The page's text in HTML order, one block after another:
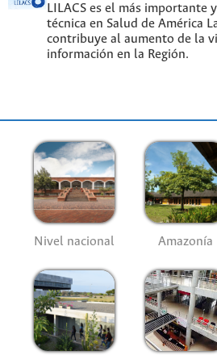
LILACS es el más
técnica en Salud de América
contribuye al aumento de la
información en la Región.
Nivel nacional Amazonía